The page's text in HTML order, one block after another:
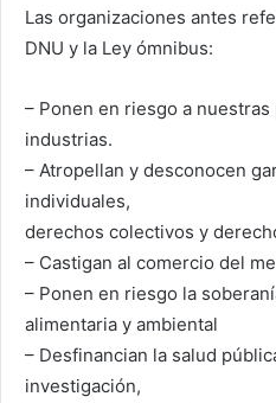
Las organizaciones antes
DNU y la Ley ómnibus:
– Ponen en riesgo a
industrias.
– Atropellan y desconocen
individuales,
derechos colectivos y
– Castigan al comercio del
– Ponen en riesgo la
alimentaria y ambiental
– Desfinancian la salud
investigación,